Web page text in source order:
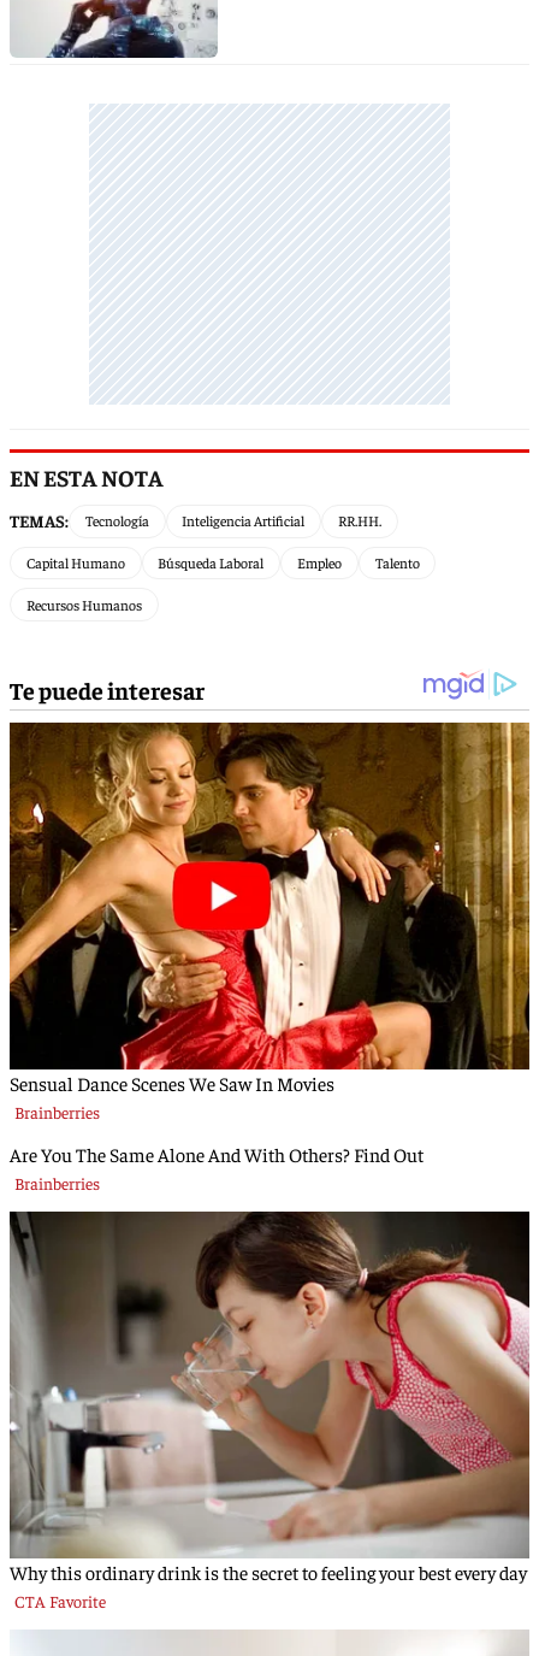
EN ESTA NOTA
TEMAS: Tecnología Inteligencia Artificial RR.HH.
Capital Humano Búsqueda Laboral Empleo Talento
Recursos Humanos